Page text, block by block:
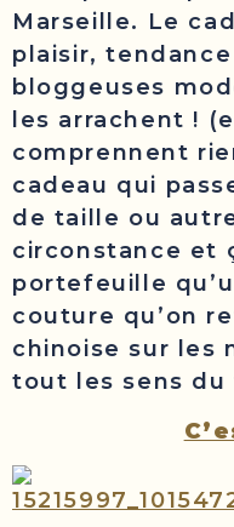
Marseille. Le
plaisir,
bloggeuses
les arrachent !
comprennent
cadeau qui
de taille ou
circonstance et
portefeuille
couture qu’on
chinoise sur les
tout les sens du